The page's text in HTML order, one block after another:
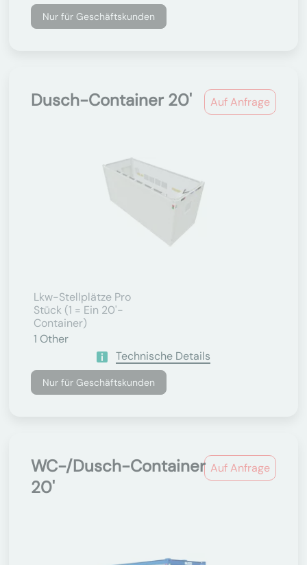
Nur für Geschäftskunden
Auf Anfrage
Dusch-Container 20'
Lkw-Stellplätze Pro
Stück (1 = Ein 20'-
Container)
1 Other
Technische Details
Nur für Geschäftskunden
Auf Anfrage
WC-/Dusch-Container
20'